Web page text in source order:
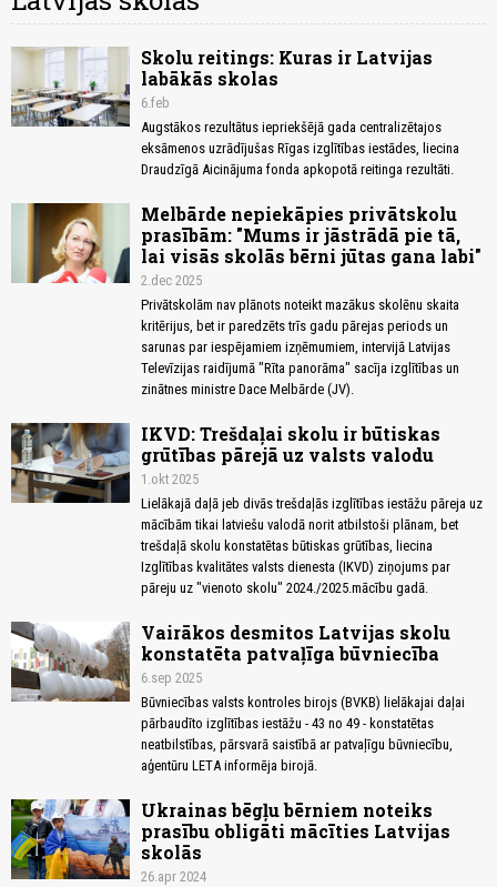
Skolu reitings: Kuras ir Latvijas
labākās skolas
6.feb
Augstākos rezultātus iepriekšējā gada centralizētajos
eksāmenos uzrādījušas Rīgas izglītības iestādes, liecina
Draudzīgā Aicinājuma fonda apkopotā reitinga rezultāti.
Melbārde nepiekāpies privātskolu
prasībām: "Mums ir jāstrādā pie tā,
lai visās skolās bērni jūtas gana labi"
2.dec 2025
Privātskolām nav plānots noteikt mazākus skolēnu skaita
kritērijus, bet ir paredzēts trīs gadu pārejas periods un
sarunas par iespējamiem izņēmumiem, intervijā Latvijas
Televīzijas raidījumā "Rīta panorāma" sacīja izglītības un
zinātnes ministre Dace Melbārde (JV).
IKVD: Trešdaļai skolu ir būtiskas
grūtības pārejā uz valsts valodu
1.okt 2025
Lielākajā daļā jeb divās trešdaļās izglītības iestāžu pāreja uz
mācībām tikai latviešu valodā norit atbilstoši plānam, bet
trešdaļā skolu konstatētas būtiskas grūtības, liecina
Izglītības kvalitātes valsts dienesta (IKVD) ziņojums par
pāreju uz "vienoto skolu" 2024./2025.mācību gadā.
Vairākos desmitos Latvijas skolu
konstatēta patvaļīga būvniecība
6.sep 2025
Būvniecības valsts kontroles birojs (BVKB) lielākajai daļai
pārbaudīto izglītības iestāžu - 43 no 49 - konstatētas
neatbilstības, pārsvarā saistībā ar patvaļīgu būvniecību,
aģentūru LETA informēja birojā.
Ukrainas bēgļu bērniem noteiks
prasību obligāti mācīties Latvijas
skolās
26.apr 2024